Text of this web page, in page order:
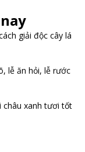
giải độc cây lá
lễ ăn hỏi, lễ rước
châu xanh tươi tốt